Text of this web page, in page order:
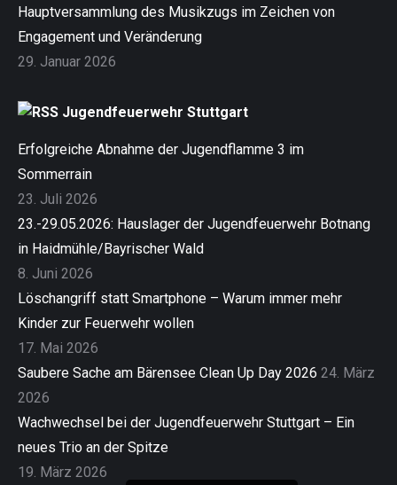
Hauptversammlung des Musikzugs im Zeichen von
Engagement und Veränderung
29. Januar 2026
Jugendfeuerwehr Stuttgart
Erfolgreiche Abnahme der Jugendflamme 3 im
Sommerrain
23. Juli 2026
23.-29.05.2026: Hauslager der Jugendfeuerwehr Botnang
in Haidmühle/Bayrischer Wald
8. Juni 2026
Löschangriff statt Smartphone – Warum immer mehr
Kinder zur Feuerwehr wollen
17. Mai 2026
Saubere Sache am Bärensee Clean Up Day 2026 24. März
2026
Wachwechsel bei der Jugendfeuerwehr Stuttgart – Ein
neues Trio an der Spitze
19. März 2026